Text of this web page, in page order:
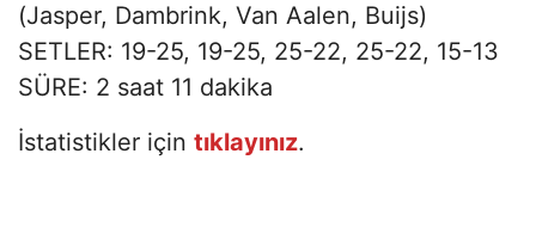
(Jasper, Dambrink, Van Aalen, Buijs)
SETLER: 19-25, 19-25, 25-22, 25-22, 15-13
SÜRE: 2 saat 11 dakika
İstatistikler için tıklayınız.